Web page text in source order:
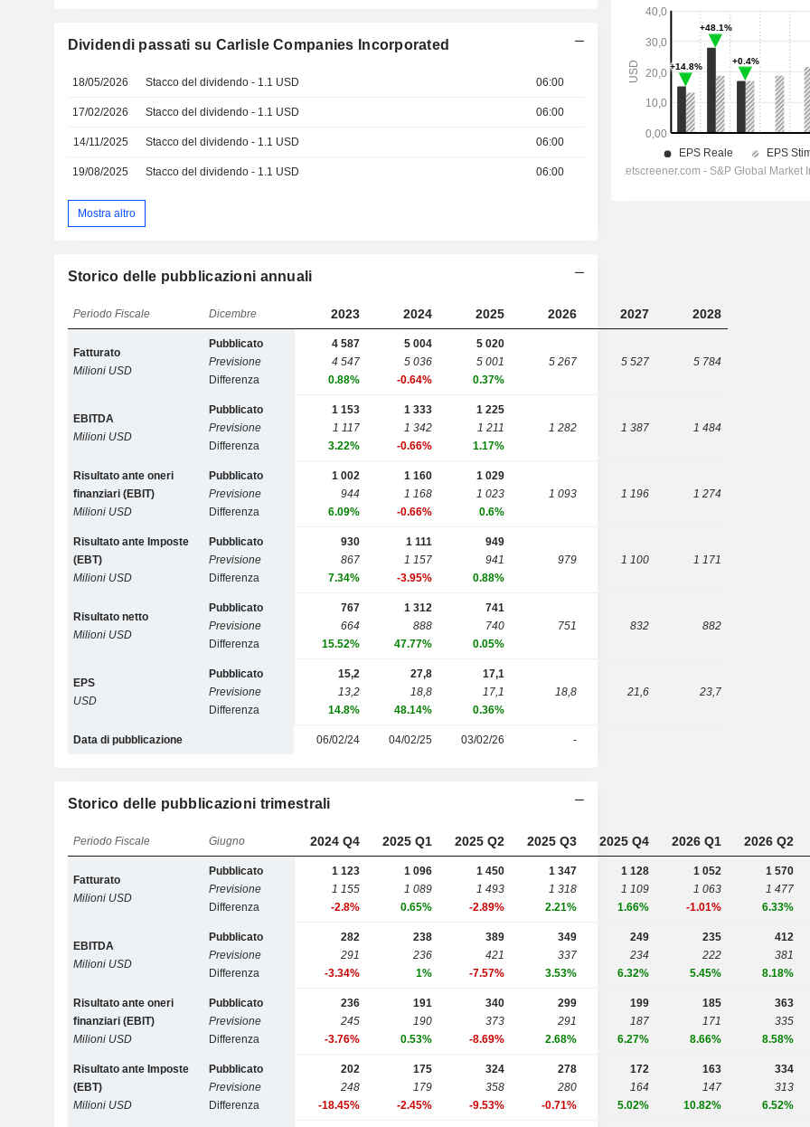
Dividendi passati su Carlisle Companies Incorporated
18/05/2026 Stacco del dividendo - 1.1 USD 06:00
17/02/2026 Stacco del dividendo - 1.1 USD 06:00
14/11/2025 Stacco del dividendo - 1.1 USD 06:00
19/08/2025 Stacco del dividendo - 1.1 USD 06:00
Mostra altro
Storico delle pubblicazioni annuali
Periodo Fiscale Dicembre 2023 2024 2025 2026 2027 2028
Fatturato
Milioni USD
Pubblicato
Previsione
Differenza
4 587
4 547
0.88%
5 004
5 036
-0.64%
5 020
5 001
0.37%
5 267 5 527 5 784
EBITDA
Milioni USD
Pubblicato
Previsione
Differenza
1 153
1 117
3.22%
1 333
1 342
-0.66%
1 225
1 211
1.17%
1 282 1 387 1 484
Risultato ante oneri
finanziari (EBIT)
Milioni USD
Pubblicato
Previsione
Differenza
1 002
944
6.09%
1 160
1 168
-0.66%
1 029
1 023
0.6%
1 093 1 196 1 274
Risultato ante Imposte
(EBT)
Milioni USD
Pubblicato
Previsione
Differenza
930
867
7.34%
1 111
1 157
-3.95%
949
941
0.88%
979 1 100 1 171
Risultato netto
Milioni USD
Pubblicato
Previsione
Differenza
767
664
15.52%
1 312
888
47.77%
741
740
0.05%
751 832 882
EPS
USD
Pubblicato
Previsione
Differenza
15,2
13,2
14.8%
27,8
18,8
48.14%
17,1
17,1
0.36%
18,8 21,6 23,7
Data di pubblicazione 06/02/24 04/02/25 03/02/26 -
Storico delle pubblicazioni trimestrali
Periodo Fiscale Giugno 2024 Q4 2025 Q1 2025 Q2 2025 Q3 2025 Q4 2026 Q1 2026 Q2
Fatturato
Milioni USD
Pubblicato
Previsione
Differenza
1 123
1 155
-2.8%
1 096
1 089
0.65%
1 450
1 493
-2.89%
1 347
1 318
2.21%
1 128
1 109
1.66%
1 052
1 063
-1.01%
1 570
1 477
6.33%
EBITDA
Milioni USD
Pubblicato
Previsione
Differenza
282
291
-3.34%
238
236
1%
389
421
-7.57%
349
337
3.53%
249
234
6.32%
235
222
5.45%
412
381
8.18%
Risultato ante oneri
finanziari (EBIT)
Milioni USD
Pubblicato
Previsione
Differenza
236
245
-3.76%
191
190
0.53%
340
373
-8.69%
299
291
2.68%
199
187
6.27%
185
171
8.66%
363
335
8.58%
Risultato ante Imposte
(EBT)
Milioni USD
Pubblicato
Previsione
Differenza
202
248
-18.45%
175
179
-2.45%
324
358
-9.53%
278
280
-0.71%
172
164
5.02%
163
147
10.82%
334
313
6.52%